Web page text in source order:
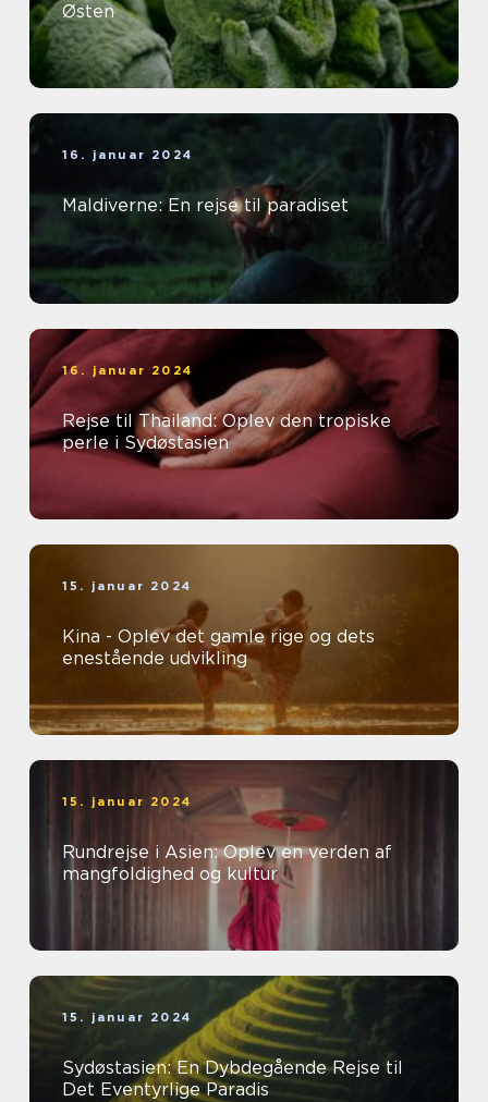
Østen
16. januar 2024
Maldiverne: En rejse til paradiset
16. januar 2024
Rejse til Thailand: Oplev den tropiske
perle i Sydøstasien
15. januar 2024
Kina - Oplev det gamle rige og dets
enestående udvikling
15. januar 2024
Rundrejse i Asien: Oplev en verden af
mangfoldighed og kultur
15. januar 2024
Sydøstasien: En Dybdegående Rejse til
Det Eventyrlige Paradis